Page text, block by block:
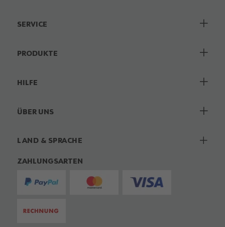
SERVICE
PRODUKTE
HILFE
ÜBER UNS
LAND & SPRACHE
ZAHLUNGSARTEN